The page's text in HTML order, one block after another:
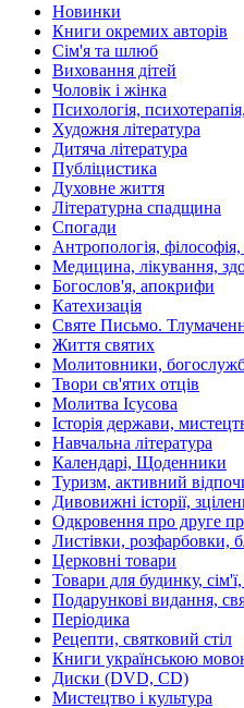
Новинки
Книги окремих авторів
Сім'я та шлюб
Виховання дітей
Чоловік і жінка
Психологія,
Художня література
Дитяча література
Публіцистика
Духовне життя
Літературна спадщина
Спогади
Антропологія, філософія,
Медицина, лікування,
Богослов'я, апокрифи
Катехизація
Святе Письмо.
Життя святих
Молитовники,
Твори св'ятих отців
Молитва Ісусова
Історія держави,
Навчальна література
Календарі, Щоденники
Туризм, активний
Дивовижні історії,
Одкровення про друге
Листівки, розфарбовки,
Церковні товари
Товари для будинку,
Подарункові видання,
Періодика
Рецепти, святковий стіл
Книги українською
Диски (DVD, CD)
Мистецтво і культура